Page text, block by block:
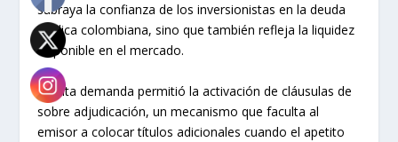
subraya la confianza de los inversionistas en la deuda
pública colombiana, sino que también refleja la liquidez
disponible en el mercado.
La alta demanda permitió la activación de cláusulas de
sobre adjudicación, un mecanismo que faculta al
emisor a colocar títulos adicionales cuando el apetito